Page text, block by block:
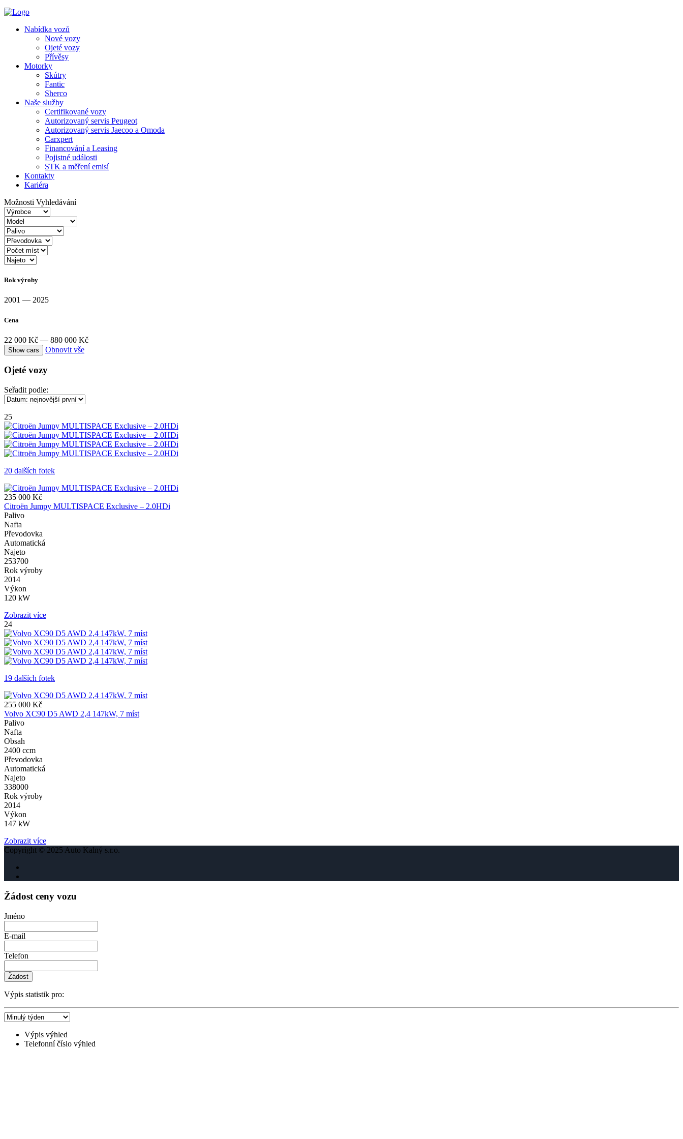
Nabídka vozů
Nové vozy
Ojeté vozy
Přívěsy
Motorky
Skútry
Fantic
Sherco
Naše služby
Certifikované vozy
Autorizovaný servis Peugeot
Autorizovaný servis Jaecoo a Omoda
Carxpert
Financování a Leasing
Pojistné události
STK a měření emisí
Kontakty
Kariéra
Možnosti Vyhledávání
Rok výroby
2001 — 2025
Cena
22 000 Kč — 880 000 Kč
Obnovit vše
Ojeté vozy
Seřadit podle:
25
20 dalších fotek
235 000 Kč
Citroën Jumpy MULTISPACE Exclusive – 2.0HDi
Palivo
Nafta
Převodovka
Automatická
Najeto
253700
Rok výroby
2014
Výkon
120 kW
Zobrazit více
24
19 dalších fotek
255 000 Kč
Volvo XC90 D5 AWD 2,4 147kW, 7 míst
Palivo
Nafta
Obsah
2400 ccm
Převodovka
Automatická
Najeto
338000
Rok výroby
2014
Výkon
147 kW
Zobrazit více
Copyright © 2025 Auto Kalný s.r.o.
Žádost ceny vozu
Jméno
E-mail
Telefon
Žádost
Výpis statistik pro:
Výpis výhled
Telefonní číslo výhled